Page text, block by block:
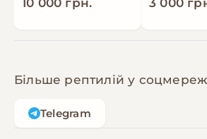
Більше рептилій у
Telegram